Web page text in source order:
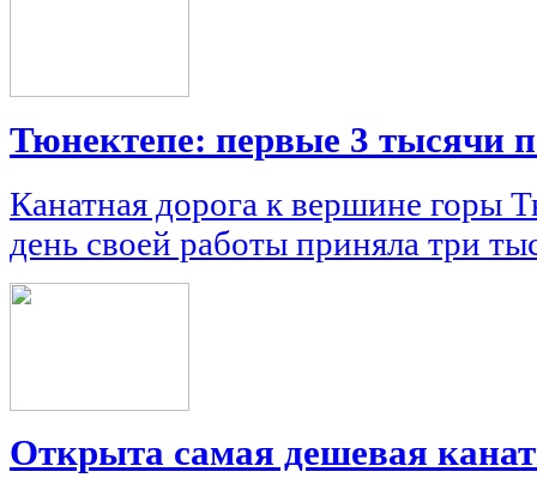
Тюнектепе: первые 3 тысячи
Канатная дорога к вершине горы
день своей работы приняла три
Открыта самая дешевая